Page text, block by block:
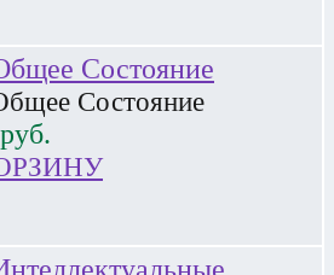
Состояние
Состояние
руб.